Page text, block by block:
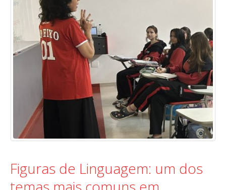
Figuras de Linguagem: um dos